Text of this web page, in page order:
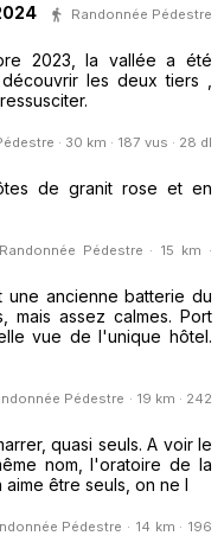
Randonnée Pédestre
2023, la vallée a été
les deux tiers ,
· 30 km · 187 vus · 28 dl
de granit rose et en
Randonnée Pédestre · 15 km ·
ancienne batterie du
mais assez calmes. Port
vue de l'unique hôtel.
Pédestre · 19 km · 242
quasi seuls. A voir le
nom, l'oratoire de la
être seuls, on ne l
Pédestre · 14 km · 196